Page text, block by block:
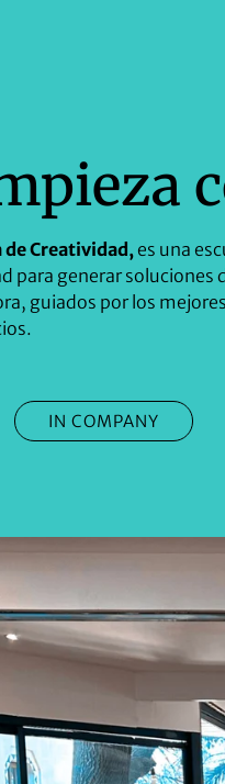
de Creatividad,es una
para generar
guiados por los
IN COMPANY